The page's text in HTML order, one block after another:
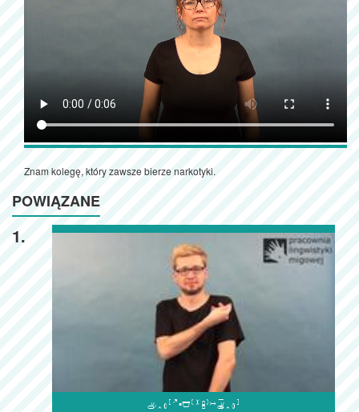
Znam kolegę, który zawsze bierze narkotyki.
POWIĄZANE
1.
